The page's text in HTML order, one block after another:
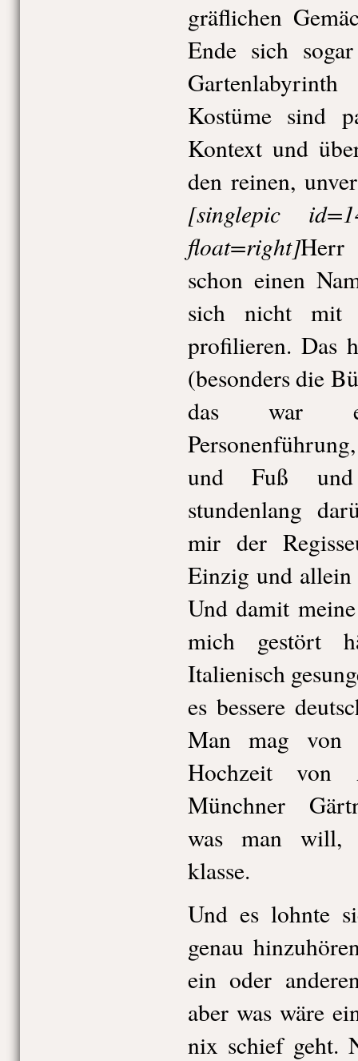
gräflichen
Ende sich
Kostüme sind
Kontext und
den reinen,
[singlepic
float=right]Herr
schon einen
sich nicht mit
profilieren. Das
(besonders die
das war
und Fuß
stundenlang
mir der
Einzig und allein
Und damit
mich gestört
Italienisch
es bessere
Man mag von
Hochzeit von
Münchner
was man will,
klasse.
Und es lohnte
genau
ein oder
aber was wäre
nix schief geht.